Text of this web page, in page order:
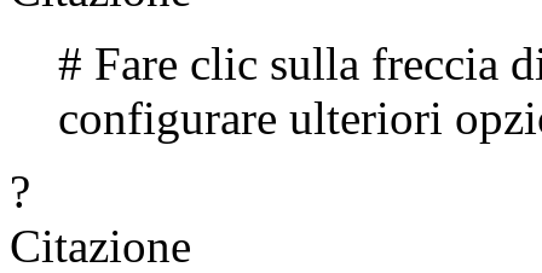
# Fare clic sulla freccia
configurare ulteriori
?
Citazione